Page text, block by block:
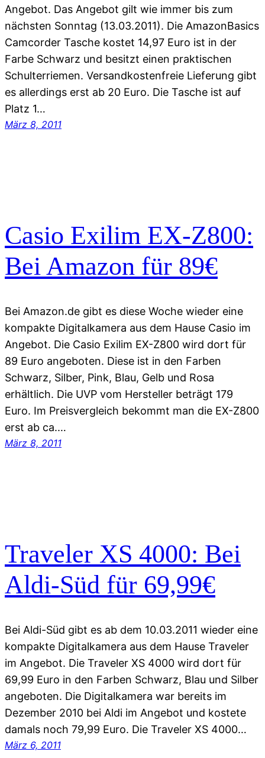
Angebot. Das Angebot gilt wie immer bis zum
nächsten Sonntag (13.03.2011). Die AmazonBasics
Camcorder Tasche kostet 14,97 Euro ist in der
Farbe Schwarz und besitzt einen praktischen
Schulterriemen. Versandkostenfreie Lieferung gibt
es allerdings erst ab 20 Euro. Die Tasche ist auf
Platz 1…
März 8, 2011
Casio Exilim EX-Z800:
Bei Amazon für 89€
Bei Amazon.de gibt es diese Woche wieder eine
kompakte Digitalkamera aus dem Hause Casio im
Angebot. Die Casio Exilim EX-Z800 wird dort für
89 Euro angeboten. Diese ist in den Farben
Schwarz, Silber, Pink, Blau, Gelb und Rosa
erhältlich. Die UVP vom Hersteller beträgt 179
Euro. Im Preisvergleich bekommt man die EX-Z800
erst ab ca.…
März 8, 2011
Traveler XS 4000: Bei
Aldi-Süd für 69,99€
Bei Aldi-Süd gibt es ab dem 10.03.2011 wieder eine
kompakte Digitalkamera aus dem Hause Traveler
im Angebot. Die Traveler XS 4000 wird dort für
69,99 Euro in den Farben Schwarz, Blau und Silber
angeboten. Die Digitalkamera war bereits im
Dezember 2010 bei Aldi im Angebot und kostete
damals noch 79,99 Euro. Die Traveler XS 4000…
März 6, 2011